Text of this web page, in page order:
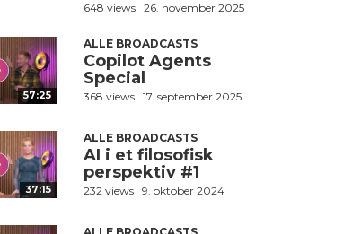
648 views 26. november 2025
57:25
ALLE BROADCASTS
Copilot Agents
Special
368 views 17. september 2025
37:15
ALLE BROADCASTS
AI i et filosofisk
perspektiv #1
232 views 9. oktober 2024